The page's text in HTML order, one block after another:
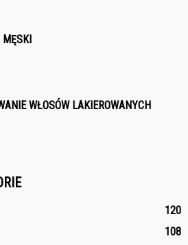
MĘSKI
WŁOSÓW LAKIEROWANYCH
120
108